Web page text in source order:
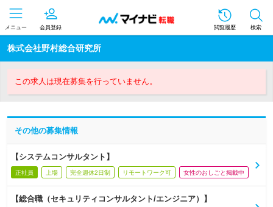
メニュー 会員登録 閲覧履歴 検索
株式会社野村総合研究所
この求人は現在募集を行っていません。
その他の募集情報
【システムコンサルタント】
正社員 上場 完全週休2日制 リモートワーク可 女性のおしごと掲載中
【総合職（セキュリティコンサルタント/エンジニア）】